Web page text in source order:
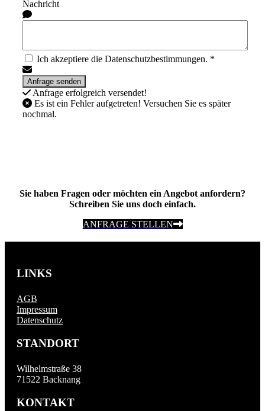
Nachricht
Ich akzeptiere die Datenschutzbestimmungen. *
Anfrage erfolgreich versendet!
Es ist ein Fehler aufgetreten! Versuchen Sie es später
nochmal.
Sie haben Fragen oder möchten ein Angebot anfordern?
Schreiben Sie uns doch einfach.
ANFRAGE STELLEN
LINKS
AGB
Impressum
Datenschutz
STANDORT
Wilhelmstraße 38
71522 Backnang
KONTAKT